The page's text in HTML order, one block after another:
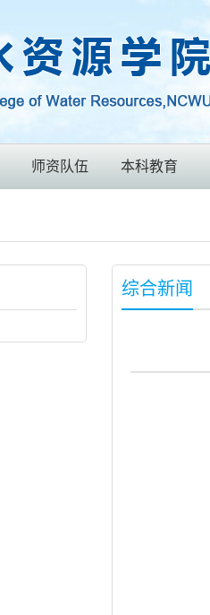
师资队伍 本科教育
综合新闻